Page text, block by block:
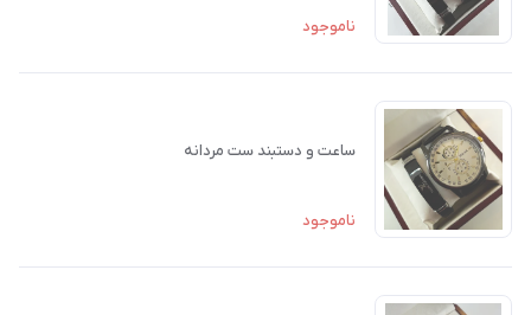
ناموجود
ساعت و دستبند ست مردانه
ناموجود